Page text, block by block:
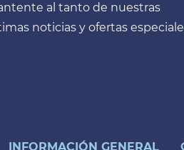
al tanto de nuestras
noticias y ofertas
INFORMACIÓN GENERAL